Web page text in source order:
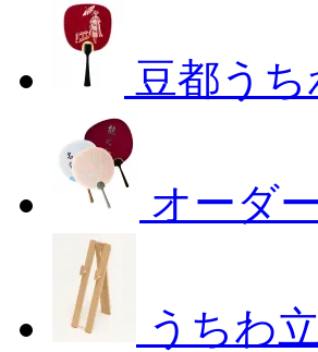
豆都うち
オーダ
うちわ